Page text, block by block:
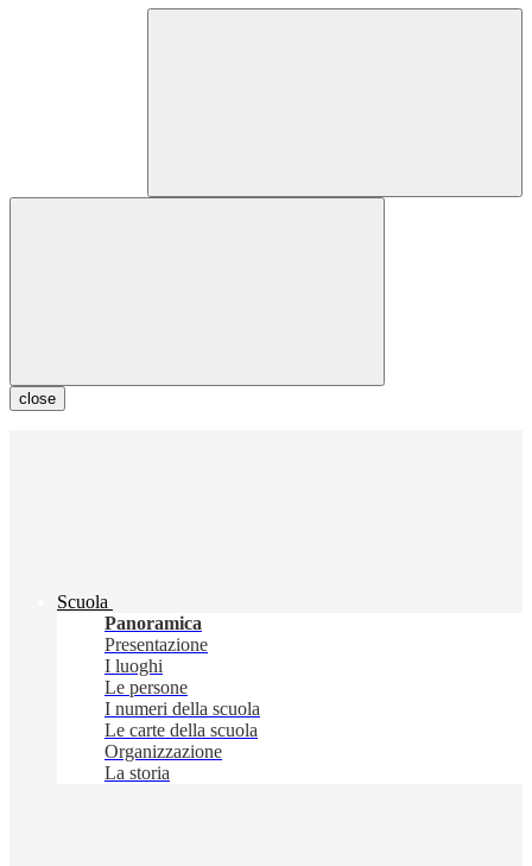
close
Scuola
Panoramica
Presentazione
I luoghi
Le persone
I numeri della scuola
Le carte della scuola
Organizzazione
La storia